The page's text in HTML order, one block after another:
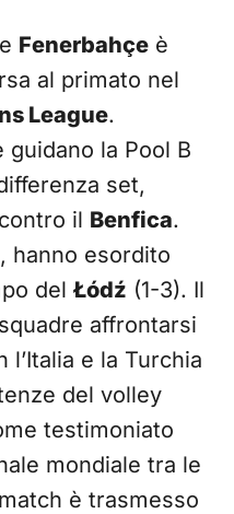
e Fenerbahçe è
al primato nel
League.
la Pool B
set,
il Benfica.
hanno esordito
del Łódź (1-3). Il
affrontarsi
l’Italia e la Turchia
del volley
testimoniato
mondiale tra le
è trasmesso